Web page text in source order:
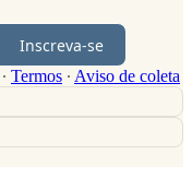
Inscreva-se
∙ Termos ∙ Aviso de coleta